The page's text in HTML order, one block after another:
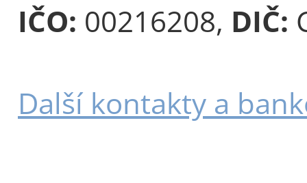
IČO: 00216208, DIČ:
Další kontakty a